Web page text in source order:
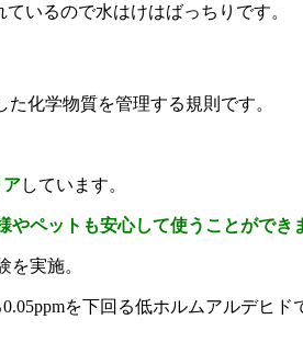
いるので水はけはばっちりです。
化学物質を管理する規則です。
アしています。
ペットも安心して使うことができ
実施。
を下回る低ホルムアルデヒド